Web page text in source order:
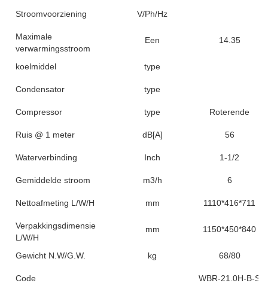
Stroomvoorziening V/Ph/Hz
Maximale
verwarmingsstroom
Een 14.35
koelmiddel type
Condensator type
Compressor type Roterende
Ruis @ 1 meter dB[A] 56
Waterverbinding Inch 1-1/2
Gemiddelde stroom m3/h 6
Nettoafmeting L/W/H mm 1110*416*711
Verpakkingsdimensie
L/W/H
mm 1150*450*840
Gewicht N.W/G.W. kg 68/80
Code
WBR-21.0H-B-S